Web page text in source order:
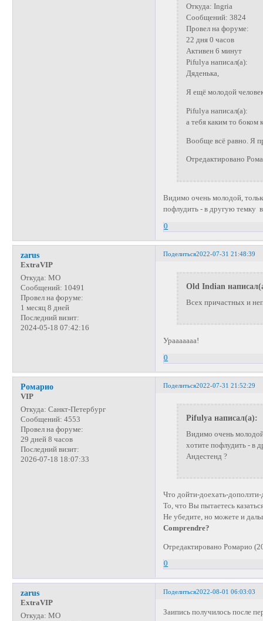
Откуда: Ingria
Сообщений: 3824
Провел на форуме:
22 дня 0 часов
Активен 6 минут
Pifulya написал(а):
Дяденька,
Я ещё молодой
Pifulya написал(а):
а тебя каким то боком
Вообще всё равно. Я
Отредактировано
Видимо очень молодой,
пофлудить - в другую темку
0
Поделиться2022-07-31 21:48:39
zarus
ExtraVIP
Откуда: МО
Сообщений: 10491
Провел на форуме:
1 месяц 8 дней
Последний визит:
2024-05-18 07:42:16
Old Indian
Всех причастных и
Урааааааа!
0
Поделиться2022-07-31 21:52:29
Ромарио
VIP
Откуда: Санкт-Петербург
Сообщений: 4553
Провел на форуме:
29 дней 8 часов
Последний визит:
2026-07-18 18:07:33
Pifulya написал(а):
Видимо очень
хотите пофлудить - в
Андестенд ?
Что дойти-доехать-
То, что Вы пытаетесь
Не убедите, но можете и
Comprendre?
Отредактировано Ромарио
0
Поделиться2022-08-01 06:03:03
zarus
ExtraVIP
Откуда: МО
Заипись получилось после